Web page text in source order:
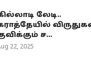
லேடி..
ச...
22, 2025